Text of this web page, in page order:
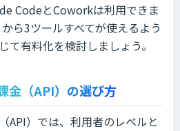
CodeとCoworkは利用できま
ら3ツールすべてが使えるよう
て有料化を検討しましょう。
金（API）の選び方
API）では、利用者のレベルと